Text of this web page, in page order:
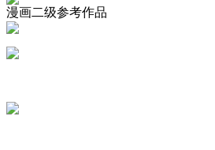
漫画二级参考作品